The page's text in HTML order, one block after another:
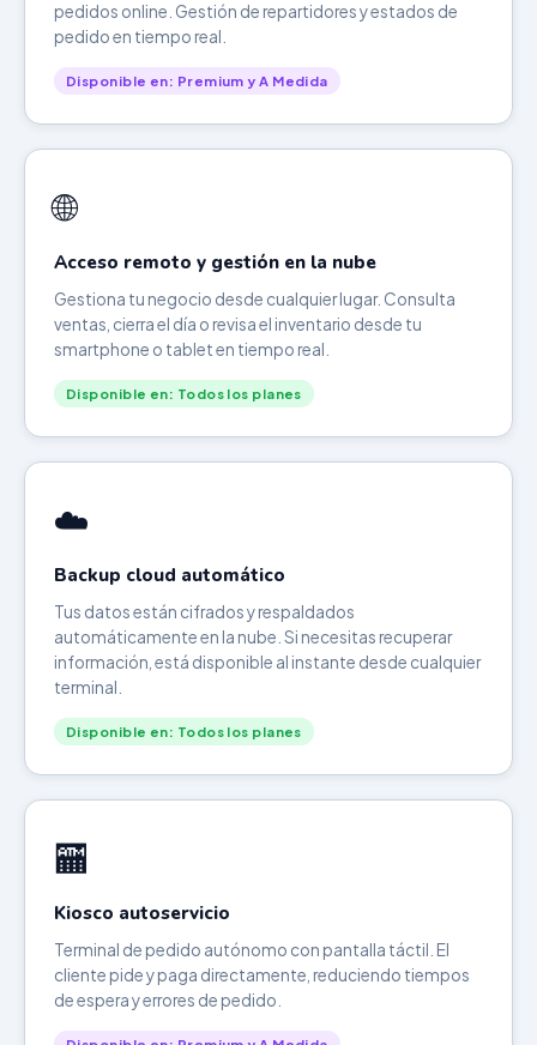
pedidos online. Gestión de repartidores y estados de
pedido en tiempo real.
Disponible en: Premium y A Medida
🌐
Acceso remoto y gestión en la nube
Gestiona tu negocio desde cualquier lugar. Consulta
ventas, cierra el día o revisa el inventario desde tu
smartphone o tablet en tiempo real.
Disponible en: Todos los planes
☁️
Backup cloud automático
Tus datos están cifrados y respaldados
automáticamente en la nube. Si necesitas recuperar
información, está disponible al instante desde cualquier
terminal.
Disponible en: Todos los planes
🏧
Kiosco autoservicio
Terminal de pedido autónomo con pantalla táctil. El
cliente pide y paga directamente, reduciendo tiempos
de espera y errores de pedido.